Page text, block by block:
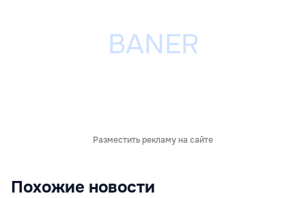
Разместить рекламу на сайте
Похожие новости